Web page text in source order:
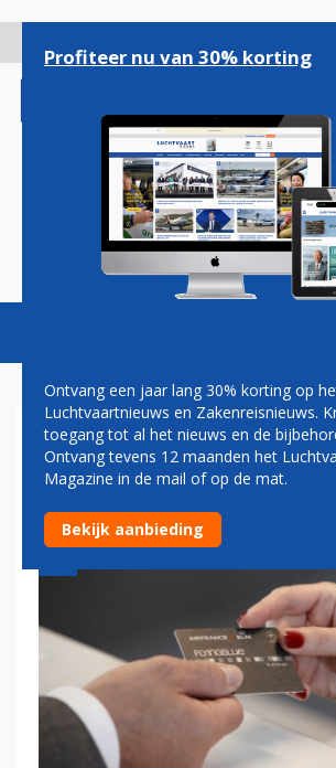
gaan
Magazine Podcasts
AIR FRANCE-KLM
FLYING BLUE OP DE
Profiteer nu van 30% korting
Ontvang een jaar lang 30% korting op
Luchtvaartnieuws en Zakenreisnieuws.
toegang tot al het nieuws en de
Ontvang tevens 12 maanden het
Magazine in de mail of op de mat.
Bekijk aanbieding